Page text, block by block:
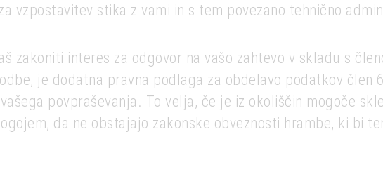
vzpostavitev stika z vami in s tem povezano tehnično
zakoniti interes za odgovor na vašo zahtevo v skladu s
je dodatna pravna podlaga za obdelavo podatkov člen
povpraševanja. To velja, če je iz okoliščin mogoče
da ne obstajajo zakonske obveznosti hrambe, ki bi